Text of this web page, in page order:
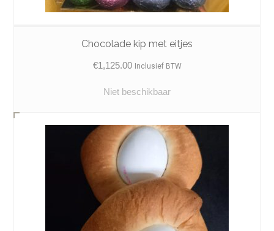
Chocolade kip met eitjes
€1,125.00 Inclusief BTW
Niet beschikbaar